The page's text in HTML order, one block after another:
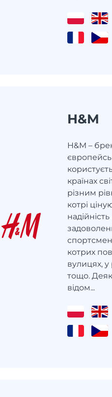
H&M
H&M –
країнах
різним
котрі
котрих
вулицях, у
тощо.
відом...